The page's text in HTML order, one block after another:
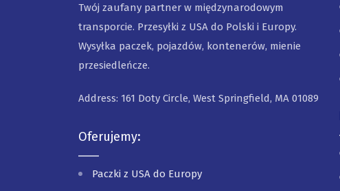
Twój zaufany partner w międzynarodowym
transporcie. Przesyłki z USA do Polski i Europy.
Wysyłka paczek, pojazdów, kontenerów, mienie
przesiedleńcze.
Address: 161 Doty Circle, West Springfield, MA 01089
Oferujemy:
Paczki z USA do Europy